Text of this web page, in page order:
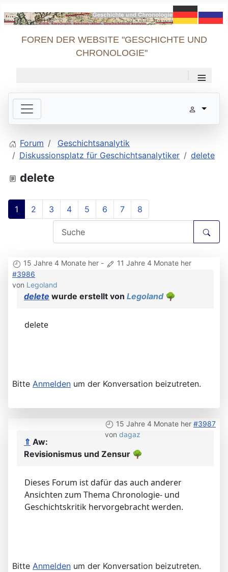
FOREN DER WEBSITE "GESCHICHTE UND
CHRONOLOGIE"
≡
Forum
Geschichtsanalytik
Diskussionsplatz für Geschichtsanalytiker
delete
delete
1 2 3 4 5 6 7 8
15 Jahre 4 Monate her -
11 Jahre 4 Monate her
#3986
von Legoland
delete wurde erstellt von Legoland 🌳
delete
Bitte Anmelden um der Konversation beizutreten.
15 Jahre 4 Monate her #3987
von dagaz
⇑ Aw:
Revisionismus und Zensur 🌳
Dieses Forum ist dafür das auch anderer
Ansichten zum Thema Chronologie- und
Geschichtskritik hervorgebracht werden.
Bitte Anmelden um der Konversation beizutreten.